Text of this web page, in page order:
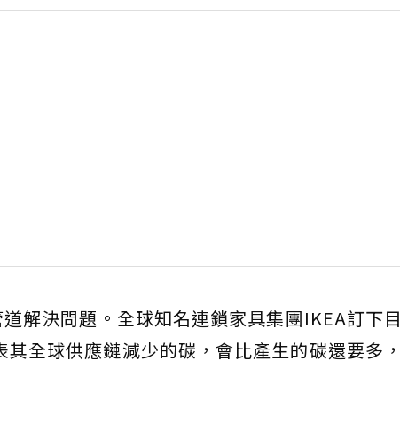
解決問題。全球知名連鎖家具集團IKEA訂下目
全球供應鏈減少的碳，會比產生的碳還要多，